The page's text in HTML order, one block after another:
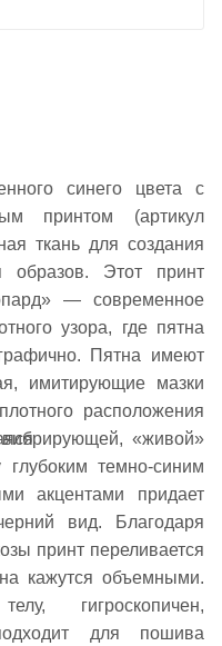
синего цвета с
принтом (артикул
ткань для создания
образов. Этот принт
— современное
узора, где пятна
Пятна имеют
имитирующие мазки
расположения
«живой»
глубоким темно-синим
акцентами придает
вид. Благодаря
принт переливается
кажутся объемными.
гигроскопичен,
для пошива